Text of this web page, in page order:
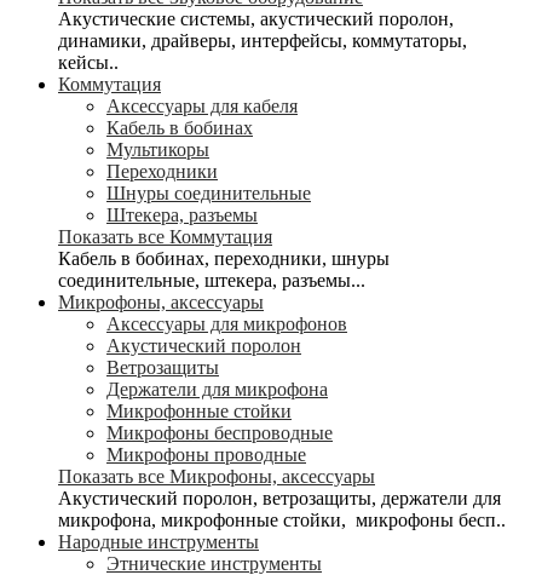
Акустические системы, акустический поролон,
динамики, драйверы, интерфейсы, коммутаторы,
кейсы..
Коммутация
Аксессуары для кабеля
Кабель в бобинах
Мультикоры
Переходники
Шнуры соединительные
Штекера, разъемы
Показать все Коммутация
Кабель в бобинах, переходники, шнуры
соединительные, штекера, разъемы...
Микрофоны, аксессуары
Аксессуары для микрофонов
Акустический поролон
Ветрозащиты
Держатели для микрофона
Микрофонные стойки
Микрофоны беспроводные
Микрофоны проводные
Показать все Микрофоны, аксессуары
Акустический поролон, ветрозащиты, держатели для
микрофона, микрофонные стойки, микрофоны бесп..
Народные инструменты
Этнические инструменты